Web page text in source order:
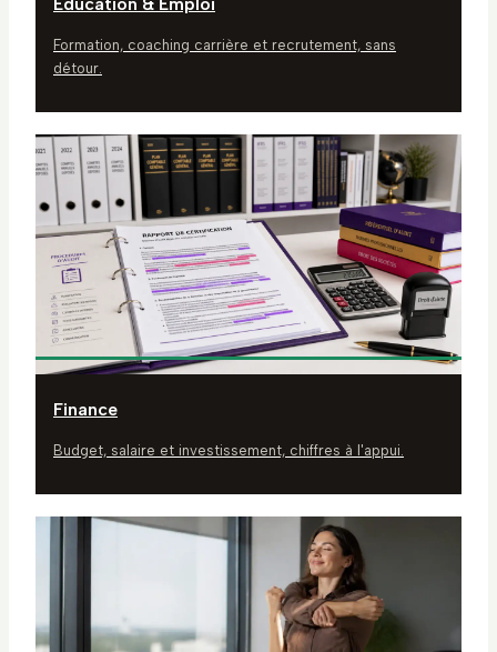
Formation, coaching carrière et recrutement, sans
détour.
Finance
Budget, salaire et investissement, chiffres à l'appui.